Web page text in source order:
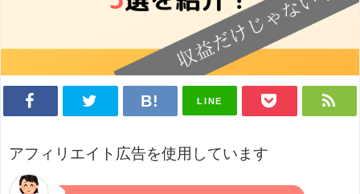
LINE
アフィリエイト広告を使用しています